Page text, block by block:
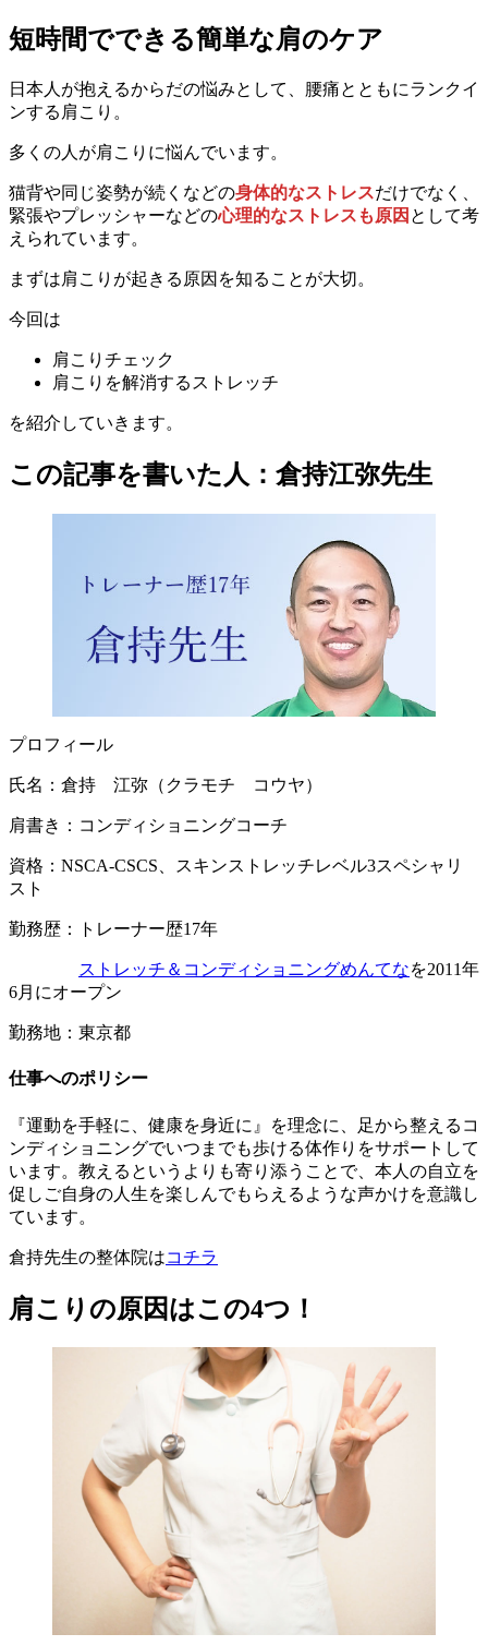
短時間でできる簡単な肩のケア
日本人が抱えるからだの悩みとして、腰痛とともにランクイ
ンする肩こり。
多くの人が肩こりに悩んでいます。
猫背や同じ姿勢が続くなどの身体的なストレスだけでなく、
緊張やプレッシャーなどの心理的なストレスも原因 として考
えられています。
まずは肩こりが起きる原因を知ることが大切。
今回は
肩こりチェック
肩こりを解消するストレッチ
を紹介していきます。
この記事を書いた人：倉持江弥先生
プロフィール
氏名：倉持 江弥（クラモチ コウヤ）
肩書き：コンディショニングコーチ
資格：NSCA-CSCS、スキンストレッチレベル3スペシャリ
スト
勤務歴：トレーナー歴17年
ストレッチ＆コンディショニングめんてなを2011年
6月にオープン
勤務地：東京都
仕事へのポリシー
『運動を手軽に、健康を身近に』を理念に、足から整えるコ
ンディショニングでいつまでも歩ける体作りをサポートして
います。教えるというよりも寄り添うことで、本人の自立を
促しご自身の人生を楽しんでもらえるような声かけを意識し
ています。
倉持先生の整体院はコチラ
肩こりの原因はこの4つ！